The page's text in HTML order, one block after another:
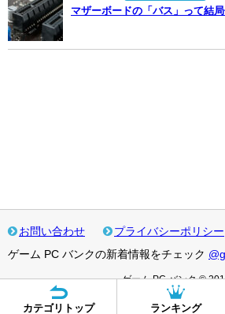
マザーボードの「バス」って結
お問い合わせ プライバシーポリシー
ゲーム PC バンクの新着情報をチェック
ゲーム PC バンク ©
カテゴリトップ ランキング